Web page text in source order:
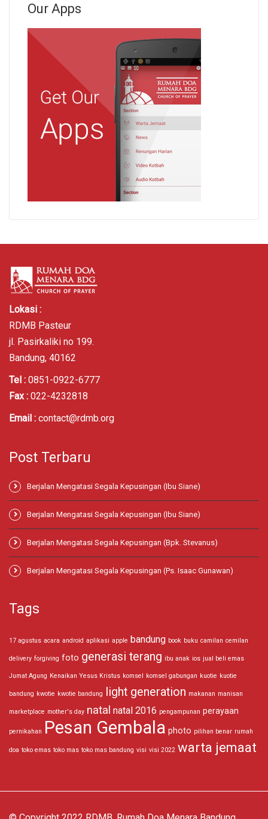
Our Apps
Lokasi :
RDMB Pasteur
jl. Pasirkaliki no 199.
Bandung, 40162
Tel : 0851-0922-6777
Fax : 022-4232818
Email : contact@rdmb.org
Post Terbaru
Berjalan Mengatasi Segala Kepusingan (Ibu Siane)
Berjalan Mengatasi Segala Kepusingan (Ibu Siane)
Berjalan Mengatasi Segala Kepusingan (Bpk. Stevanus)
Berjalan Mengatasi Segala Kepusingan (Ps. Isaac Gunawan)
Tags
17 agustus acara android aplikasi apple bandung book buku camilan cemilan
delivery forgiving foto generasi terang ibu anak ios jual beli emas
Jumat Agung Kenaikan Yesus Kristus komsel komsel gabungan kuotie kuotie
bandung kwotie kwotie bandung light generation makanan manisan
marketplace mother's day natal natal 2016 pengampunan perayaan
pernikahan Pesan Gembala photo pilihan benar rumah
doa toko emas toko mas toko mas bandung visi visi 2022 warta jemaat